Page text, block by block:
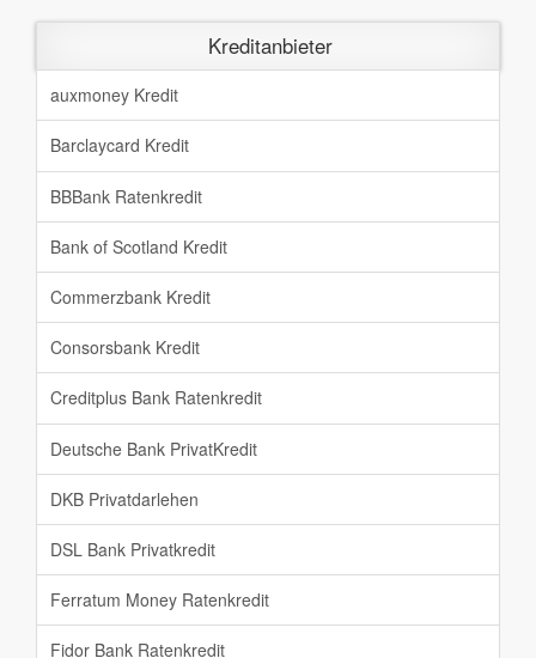
Kreditanbieter
auxmoney Kredit
Barclaycard Kredit
BBBank Ratenkredit
Bank of Scotland Kredit
Commerzbank Kredit
Consorsbank Kredit
Creditplus Bank Ratenkredit
Deutsche Bank PrivatKredit
DKB Privatdarlehen
DSL Bank Privatkredit
Ferratum Money Ratenkredit
Fidor Bank Ratenkredit